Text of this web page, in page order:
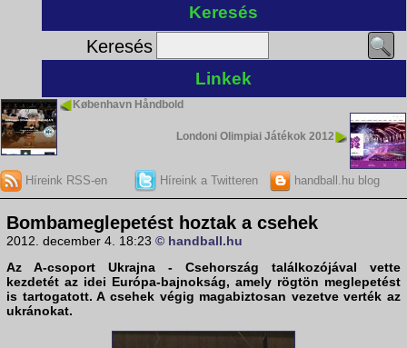
Keresés
Keresés
Linkek
København Håndbold
Londoni Olimpiai Játékok 2012
Híreink RSS-en Híreink a Twitteren handball.hu blog
Bombameglepetést hoztak a csehek
2012. december 4. 18:23 © handball.hu
Az A-csoport Ukrajna - Csehország találkozójával vette
kezdetét az idei Európa-bajnokság, amely rögtön meglepetést
is tartogatott. A csehek végig magabiztosan vezetve verték az
ukránokat.